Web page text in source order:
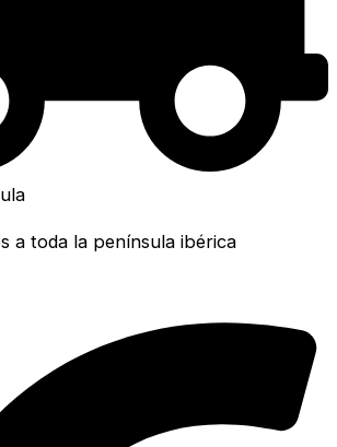
a toda la península ibérica